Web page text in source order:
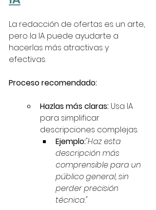
La redacción de ofertas es un arte,
pero la IA puede ayudarte a
hacerlas más atractivas y
efectivas.
Proceso recomendado:
Hazlas más claras: Usa IA
para simplificar
descripciones complejas.
Ejemplo:"Haz esta
descripción más
comprensible para un
público general, sin
perder precisión
técnica."